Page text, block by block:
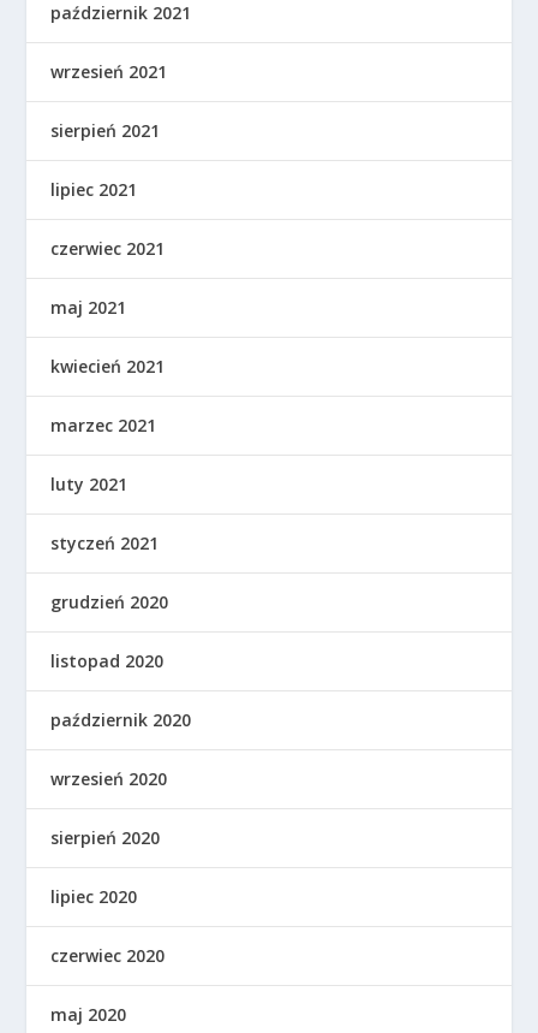
październik 2021
wrzesień 2021
sierpień 2021
lipiec 2021
czerwiec 2021
maj 2021
kwiecień 2021
marzec 2021
luty 2021
styczeń 2021
grudzień 2020
listopad 2020
październik 2020
wrzesień 2020
sierpień 2020
lipiec 2020
czerwiec 2020
maj 2020